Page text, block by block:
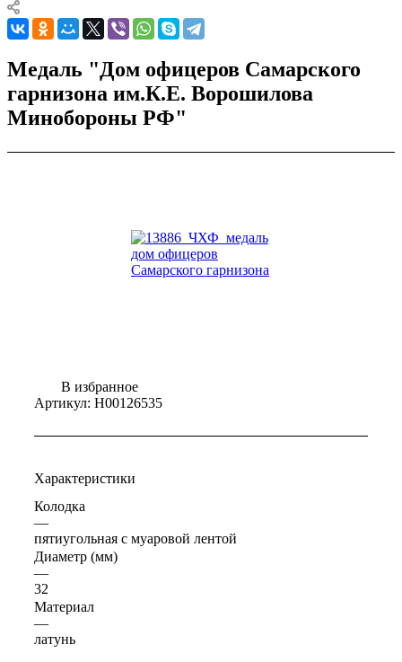
Медаль "Дом офицеров Самарского
гарнизона им.К.Е. Ворошилова
Минобороны РФ"
В избранное
Артикул: Н00126535
Характеристики
Колодка
—
пятиугольная с муаровой лентой
Диаметр (мм)
—
32
Материал
—
латунь